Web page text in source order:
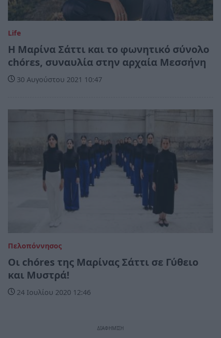
Life
Η Μαρίνα Σάττι και το φωνητικό σύνολο
chórεs, συναυλία στην αρχαία Μεσσήνη
30 Αυγούστου 2021 10:47
Πελοπόννησος
Οι chóres της Μαρίνας Σάττι σε Γύθειο
και Μυστρά!
24 Ιουλίου 2020 12:46